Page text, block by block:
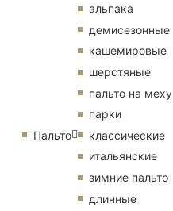
Пальто
альпака
демисезонные
кашемировые
шерстяные
пальто на меху
парки
классические
итальянские
зимние пальто
длинные